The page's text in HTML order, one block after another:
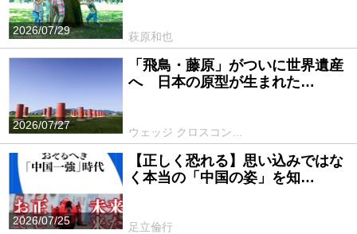
2026/07/29
萩原和也
2026/07/27
「飛鳥・藤原」がついに世界遺産
へ 日本の原型が生まれた…
ウェッジ クロスコン…
2026/07/25
【正しく恐れる】思い込みではな
く本当の「中国の姿」を知…
足立倫行